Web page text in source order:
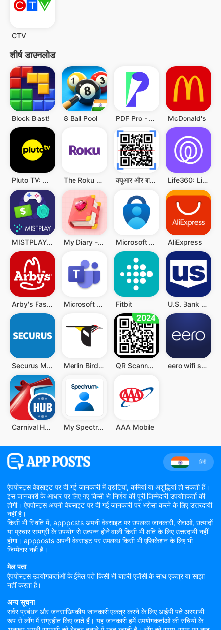
CTV
शीर्ष डाउनलोड
Block Blast! 8 Ball Pool PDF Pro - Reader & Maker McDonald's
Pluto TV: Watch Free Movies/TV The Roku App (Official) क्यूआर और बारकोड स्कैनर Life360: Live Location Sharing
MISTPLAY: Play to Earn Money My Diary - Diary With Lock Microsoft Authenticator AliExpress
Arby's Fast Food Sandwiches Microsoft Teams Fitbit U.S. Bank Mobile Banking
Securus Mobile Merlin Bird ID QR Scanner - Barcode Scanner eero wifi system
Carnival HUB My Spectrum AAA Mobile
हिंदी
ऐपपोस्ट्स वेबसाइट पर दी गई जानकारी में त्रुटियां, कमियां या अशुद्धियां हो सकती हैं।
इस जानकारी के आधार पर लिए गए किसी भी निर्णय की पूरी जिम्मेदारी उपयोगकर्ता की
होगी। ऐपपोस्ट्स अपनी वेबसाइट पर दी गई जानकारी पर भरोसा करने के लिए उत्तरदायी
नहीं है।
किसी भी स्थिति में, appposts अपनी वेबसाइट पर उपलब्ध जानकारी, सेवाओं, उत्पादों
या प्रचार सामग्री के उपयोग से उत्पन्न होने वाली किसी भी क्षति के लिए उत्तरदायी नहीं
होगा। appposts अपनी वेबसाइट पर उपलब्ध किसी भी एप्लिकेशन के लिए भी
जिम्मेदार नहीं है।
मेल पता
ऐपपोस्ट्स उपयोगकर्ताओं के ईमेल पते किसी भी बाहरी एजेंसी के साथ एकत्र या साझा
नहीं करता है।
अन्य सूचना
सर्वर प्रबंधन और जनसांख्यिकीय जानकारी एकत्र करने के लिए आईपी पते अस्थायी
रूप से लॉग में संग्रहीत किए जाते हैं। यह जानकारी हमें उपयोगकर्ताओं की रुचियों के